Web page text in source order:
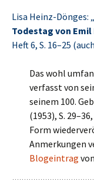
Lisa Heinz-Dönges: „
Todestag von Emil
Heft 6, S. 16–25 (auch
Das wohl
verfasst von
seinem 100.
(1953), S.
Form
Anmerkungen
Blogeintrag